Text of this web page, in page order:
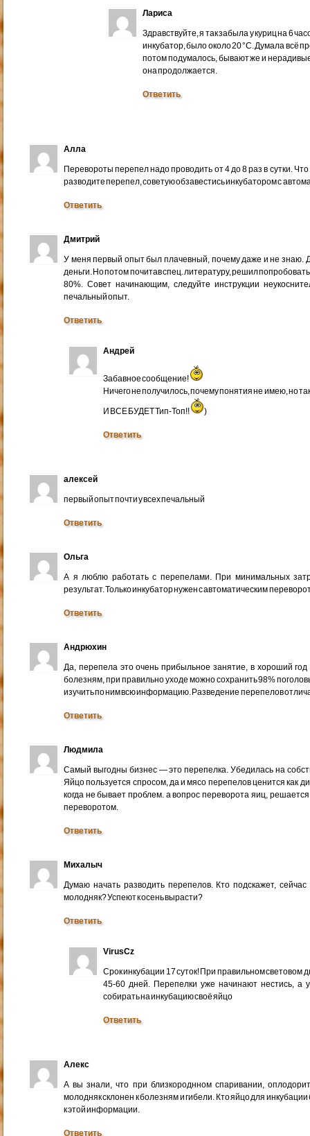
Лариса
Здравствуйте, я так забыла у куриц на 6
инкубатор, было около 20 °С. Думала всё
потом подумалось, бывают же и
она продолжается.
Ответить
Алла
Перевороты перепел надо проводить от 4 до 8 раз в сутки.
разводите перепел, советую обзавестись инкубатором с
Ответить
Дмитрий
У меня первый опыт был плачевный, почему даже и не знаю.
деньги. Но потом почитав спец. литературу, решил
80%. Совет начинающим, следуйте инструкции
печальный опыт.
Ответить
Андрей
Забавное сообщение!
Ничего не получилось, почему понятия не имею, но
И ВСЕ БУДЕТ Тип-Топ!! )
Ответить
алексей
первый опыт почти у всех печальный
Ответить
Ольга
А я люблю работать с перепелами. При минимальных
результат. Только инкубатор нужен с автоматическим
Ответить
Андрюхин
Да, перепела это очень прибыльное занятие, в хороший
болезням, при правильно уходе можно сохранить 98%
изучить по ним всю информацию. Разведение перепелов
Ответить
Людмила
Самый выгодны бизнес — это перепелка. Убедилась на
Яйцо пользуется спросом, да и мясо перепелов ценится как
когда не бывает проблем. а вопрос переворота яиц,
переворотом.
Ответить
Михалыч
Думаю начать разводить перепелов. Кто подскажет,
молодняк? Успеют к осень вырасти?
Ответить
VirusCz
Срок инкубации 17 суток! При правильном световом
45-60 дней. Перепелки уже начинают нестись, а
собирать на инкубацию своё яйцо
Ответить
Алекс
А вы знали, что при близкороднном спаривании,
молодняк склонен к болезням и гибели. Кто яйцо для
к этой информации.
Ответить